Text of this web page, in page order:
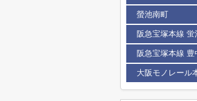
螢池南町
阪急宝塚本線 蛍
阪急宝塚本線 豊
大阪モノレール